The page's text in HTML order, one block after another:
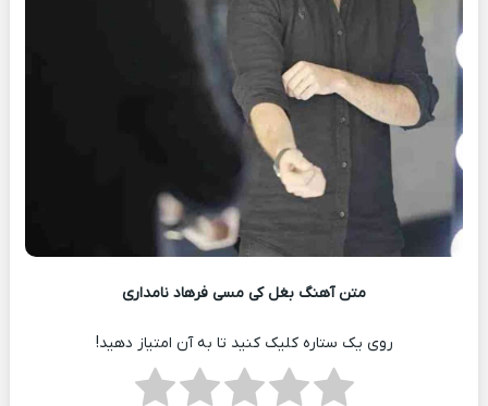
متن آهنگ بغل کی مسی فرهاد نامداری
روی یک ستاره کلیک کنید تا به آن امتیاز دهید!